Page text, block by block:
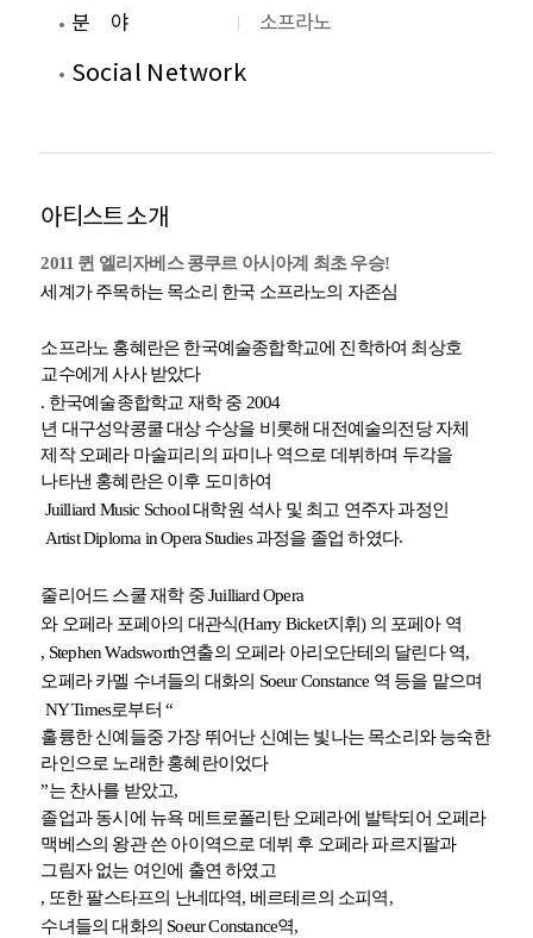
분야 소프라노
Social Network
아티스트 소개
2011 퀸 엘리자베스 콩쿠르 아시아계 최초 우승!
세계가 주목하는 목소리 한국 소프라노의 자존심
소프라노 홍혜란은 한국예술종합학교에 진학하여 최상호
교수에게 사사 받았다
. 한국예술종합학교 재학 중 2004
년 대구성악콩쿨 대상 수상을 비롯해 대전예술의전당 자체
제작 오페라 마술피리의 파미나 역으로 데뷔하며 두각을
나타낸 홍혜란은 이후 도미하여
Juilliard Music School대학원 석사 및 최고 연주자 과정인
Artist Diploma in Opera Studies과정을 졸업 하였다.
줄리어드 스쿨 재학 중Juilliard Opera
와 오페라 포페아의 대관식(Harry Bicket지휘) 의 포페아 역
, Stephen Wadsworth연출의 오페라 아리오단테의 달린다 역,
오페라 카멜 수녀들의 대화의 Soeur Constance 역 등을 맡으며
NY Times로부터 “
훌륭한 신예들중 가장 뛰어난 신예는 빛나는 목소리와 능숙한
라인으로 노래한 홍혜란이었다
”는 찬사를 받았고,
졸업과 동시에 뉴욕 메트로폴리탄 오페라에 발탁되어 오페라
맥베스의 왕관 쓴 아이역으로 데뷔 후 오페라 파르지팔과
그림자 없는 여인에 출연 하였고
, 또한 팔스타프의 난네따역, 베르테르의 소피역,
수녀들의 대화의 Soeur Constance역,